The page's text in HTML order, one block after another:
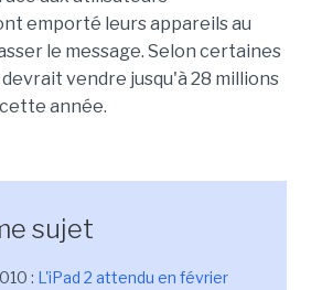
emporté leurs appareils au
le message. Selon certaines
vendre jusqu'à 28 millions
année.
sujet
: L'iPad 2 attendu en février